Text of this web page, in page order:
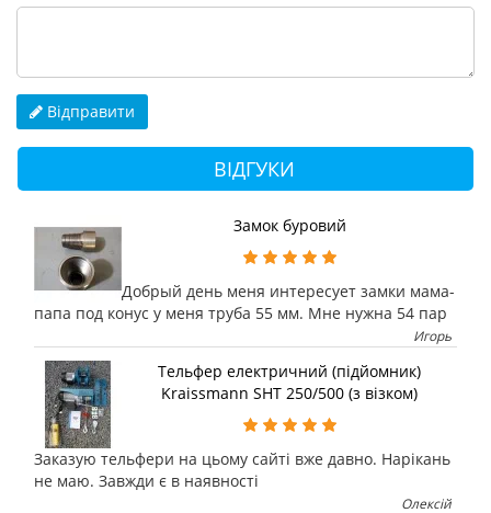
Відправити
ВІДГУКИ
Замок буровий
Добрый день меня интересует замки мама-
папа под конус у меня труба 55 мм. Мне нужна 54 пар
Игорь
Тельфер електричний (підйомник)
Kraissmann SHT 250/500 (з візком)
Заказую тельфери на цьому сайті вже давно. Нарікань
не маю. Завжди є в наявності
Олексій